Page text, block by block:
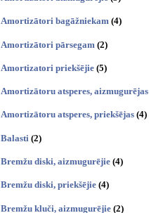
Amortizātori bagāžniekam (4)
Amortizātori pārsegam (2)
Amortizatori priekšējie (5)
Amortizātoru atsperes, aizmugurējas
Amortizātoru atsperes, priekšējas (4)
Balasti (2)
Bremžu diski, aizmugurējie (4)
Bremžu diski, priekšējie (4)
Bremžu kluči, aizmugurējie (2)